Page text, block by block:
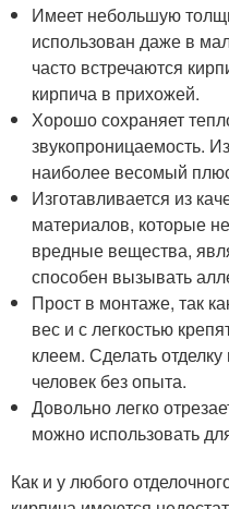
Имеет небольшую
использован даже в
часто встречаются
кирпича в прихожей.
Хорошо сохраняет
звукопроницаемость.
наиболее весомый
Изготавливается из
материалов, которые
вредные вещества,
способен вызывать
Прост в монтаже, так
вес и с легкостью
клеем. Сделать
человек без опыта.
Довольно легко
можно использовать
Как и у любого